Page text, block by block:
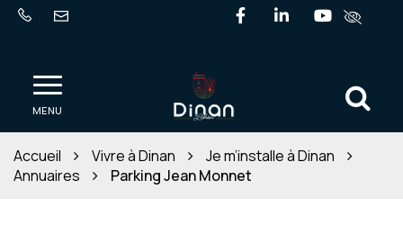
Gestion des traceurs Lien vers le compte
Lien vers leLien vers
MENU Ville de Dinan
Accueil Vivre à Dinan
Je m’installe à Dinan
Annuaires
Parking Jean Monnet